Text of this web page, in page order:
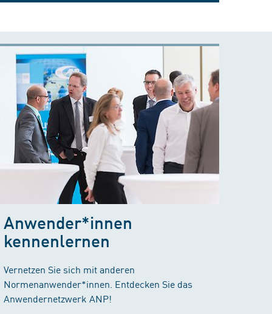
Anwender*innen
kennenlernen
Vernetzen Sie sich mit anderen
Normenanwender*innen. Entdecken Sie das
Anwendernetzwerk ANP!